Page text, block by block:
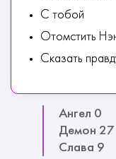
С тобой
Отомстить
Сказать
Ангел 0
Демон 27
Слава 9